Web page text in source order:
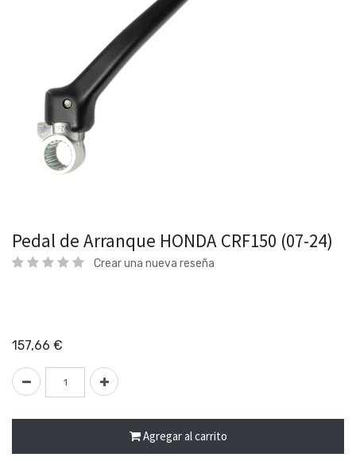
Pedal de Arranque HONDA CRF150 (07-24)
Crear una nueva reseña
157,66 €
Agregar al carrito